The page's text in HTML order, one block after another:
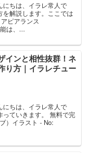
にちは、イラレ常人で
解説します。ここでは
ピアランス
は、...
インと相性抜群！ネ
り方｜イラレチュー
にちは、イラレ常人で
ていきます。 無料で完
）イラスト - No: